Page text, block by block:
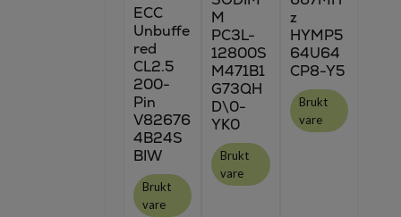
ECC
Unbuffe
red
CL2.5
200-
Pin
V82676
4B24S
BIW
Brukt
vare
M
PC3L-
12800S
M471B1
G73QH
D\0-
YK0
Brukt
vare
z
HYMP5
64U64
CP8-Y5
Brukt
vare